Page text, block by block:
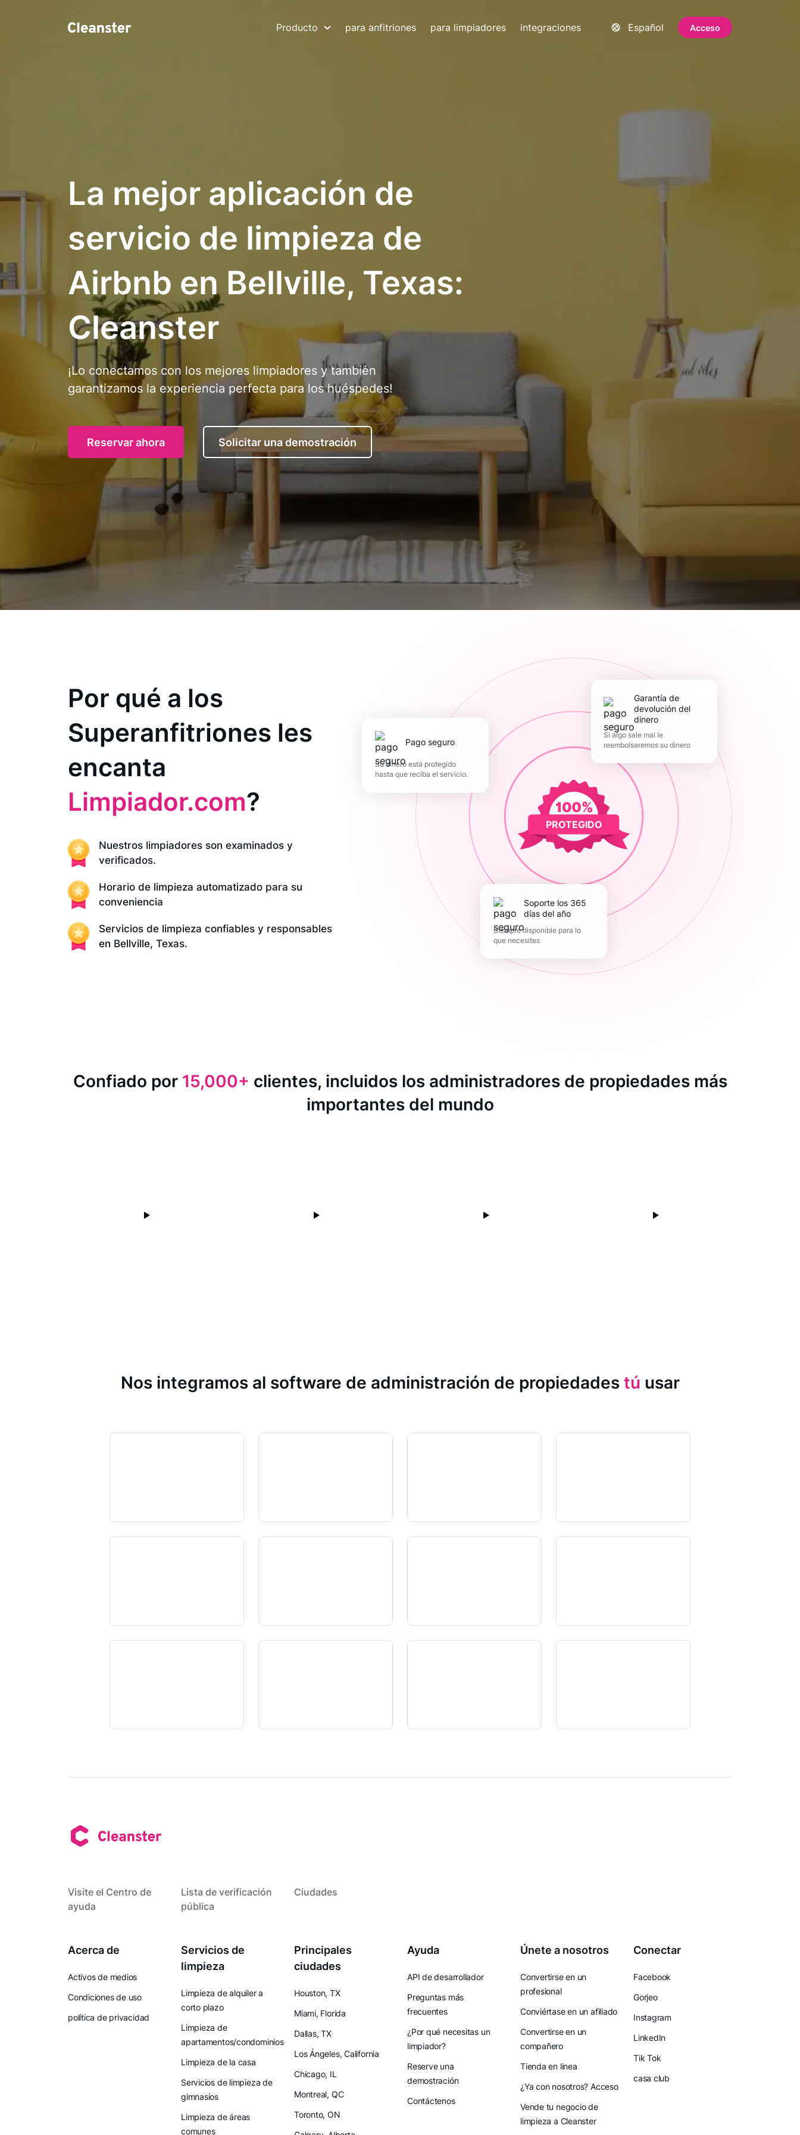
Producto para anfitriones para limpiadores integraciones Español Acceso
La mejor aplicación de
servicio de limpieza de
Airbnb en Bellville, Texas:
Cleanster
¡Lo conectamos con los mejores limpiadores y también
garantizamos la experiencia perfecta para los huéspedes!
Reservar ahora Solicitar una demostración
Por qué a los
Superanfitriones les
encanta
Limpiador.com?
Nuestros limpiadores son examinados y
verificados.
Horario de limpieza automatizado para su
conveniencia
Servicios de limpieza confiables y responsables
en Bellville, Texas.
PROTEGIDO
pago seguro
Su dinero está protegido
hasta que reciba el servicio.
Garantía de
devolución del
dinero
Si algo sale mal le
reembolsaremos su dinero
Soporte los 365
días del año
Siempre disponible para lo
que necesites
Confiado por 15,000+ clientes, incluidos los administradores de propiedades más
importantes del mundo
Nos integramos al software de administración de propiedades tú usar
Visite el Centro de
ayuda
Lista de verificación
pública
Ciudades
Acerca de
Activos de medios
Condiciones de uso
política de privacidad
Servicios de
limpieza
Limpieza de alquiler a
corto plazo
Limpieza de
apartamentos/condominios
Limpieza de la casa
Servicios de limpieza de
gimnasios
Limpieza de áreas
comunes
Principales
ciudades
Houston, TX
Miami, Florida
Dallas, TX
Los Ángeles, California
Chicago, IL
Montreal, QC
Toronto, ON
Ayuda
API de desarrollador
Preguntas más
frecuentes
¿Por qué necesitas un
limpiador?
Reserve una
demostración
Contáctenos
Únete a nosotros
Convertirse en un
profesional
Conviértase en un afiliado
Convertirse en un
compañero
Tienda en linea
¿Ya con nosotros? Acceso
Vende tu negocio de
limpieza a Cleanster
Conectar
Facebook
Gorjeo
Instagram
LinkedIn
Tik Tok
casa club